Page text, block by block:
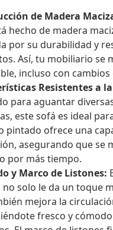
de Madera
hecho de madera
por su durabilidad y
Así, tu mobiliario se
incluso con cambios
Resistentes a
para aguantar
este sofá es ideal
pintado ofrece una
asegurando que se
por más tiempo.
y Marco de Listones:
no solo le da un toque
mejora la
fresco y